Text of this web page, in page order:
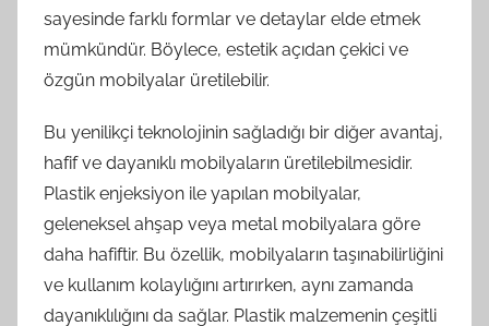
sayesinde farklı formlar ve detaylar elde etmek
mümkündür. Böylece, estetik açıdan çekici ve
özgün mobilyalar üretilebilir.
Bu yenilikçi teknolojinin sağladığı bir diğer avantaj,
hafif ve dayanıklı mobilyaların üretilebilmesidir.
Plastik enjeksiyon ile yapılan mobilyalar,
geleneksel ahşap veya metal mobilyalara göre
daha hafiftir. Bu özellik, mobilyaların taşınabilirliğini
ve kullanım kolaylığını artırırken, aynı zamanda
dayanıklılığını da sağlar. Plastik malzemenin çeşitli